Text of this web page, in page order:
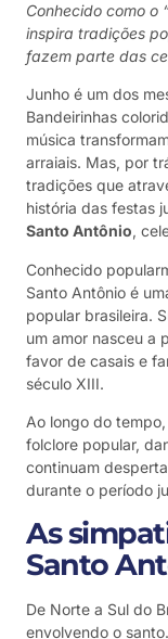
Conhecido como o
inspira tradições
fazem parte das
Junho é um dos
Bandeirinhas
música
arraiais. Mas, por
tradições que
história das festas
Santo Antônio,
Conhecido
Santo Antônio é
popular brasileira.
um amor nasceu a
favor de casais e
século XIII.
Ao longo do
folclore popular,
continuam
durante o período
As
Santo
De Norte a Sul do
envolvendo o